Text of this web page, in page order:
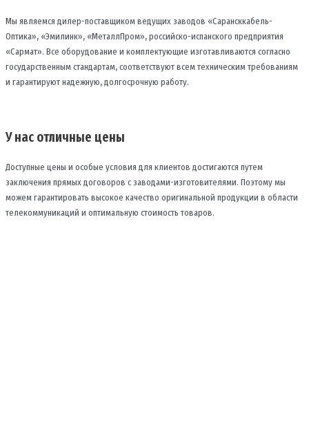
Мы являемся дилер-поставщиком ведущих заводов «Сарансккабель-
Оптика», «Эмилинк», «МеталлПром», российско-испанского предприятия
«Сармат». Все оборудование и комплектующие изготавливаются согласно
государственным стандартам, соответствуют всем техническим требованиям
и гарантируют надежную, долгосрочную работу.
У нас отличные цены
Доступные цены и особые условия для клиентов достигаются путем
заключения прямых договоров с заводами-изготовителями. Поэтому мы
можем гарантировать высокое качество оригинальной продукции в области
телекоммуникаций и оптимальную стоимость товаров.